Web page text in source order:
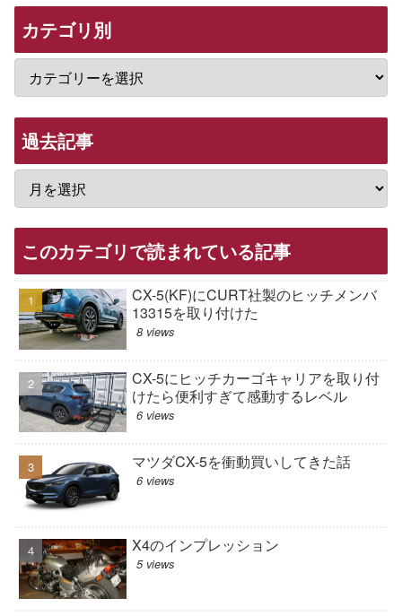
カテゴリ別
過去記事
このカテゴリで読まれている記事
CX-5(KF)にCURT社製のヒッチメンバ
13315を取り付けた
8 views
CX-5にヒッチカーゴキャリアを取り付
けたら便利すぎて感動するレベル
6 views
マツダCX-5を衝動買いしてきた話
6 views
X4のインプレッション
5 views